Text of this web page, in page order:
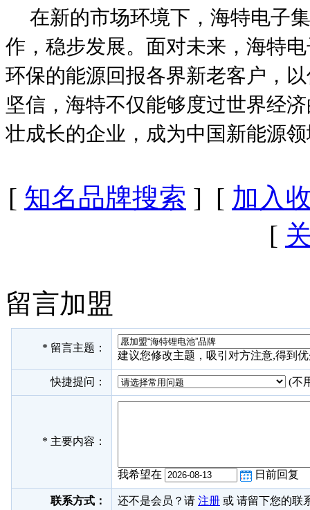
在新的市场环境下，海特电子
作，稳步发展。面对未来，海特
环保的能源回报各界新老客户，
坚信，海特不仅能够度过世界经
壮成长的企业，成为中国新能源
[ 知名品牌搜索 ] [ 加入
[
留言加盟